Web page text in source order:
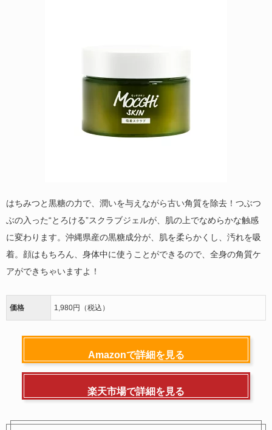
はちみつと黒糖の力で、潤いを与えながら古い角質を除去！つぶつ
ぶの入った“とろける”スクラブジェルが、肌の上でなめらかな触感
に変わります。沖縄県産の黒糖成分が、肌を柔らかくし、汚れを吸
着。顔はもちろん、身体中に使うことができるので、全身の角質ケ
アができちゃいますよ！
価格 1,980円（税込）
Amazonで詳細を見る
楽天市場で詳細を見る